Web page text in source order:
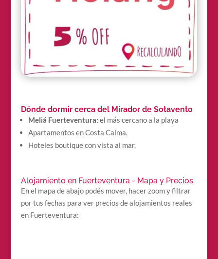
Dónde dormir cerca del Mirador de Sotavento
Meliá Fuerteventura: el más cercano a la playa
Apartamentos en Costa Calma.
Hoteles boutique con vista al mar.
Alojamiento en Fuerteventura - Mapa y Precios
En el mapa de abajo podés mover, hacer zoom y filtrar
por tus fechas para ver precios de alojamientos reales
en Fuerteventura: